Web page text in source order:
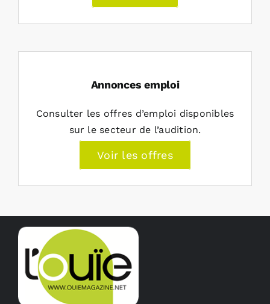
Annonces emploi
Consulter les offres d’emploi disponibles
sur le secteur de l’audition.
Voir les offres